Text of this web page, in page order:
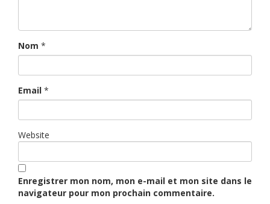
Nom *
Email *
Website
Enregistrer mon nom, mon e-mail et mon site dans le
navigateur pour mon prochain commentaire.